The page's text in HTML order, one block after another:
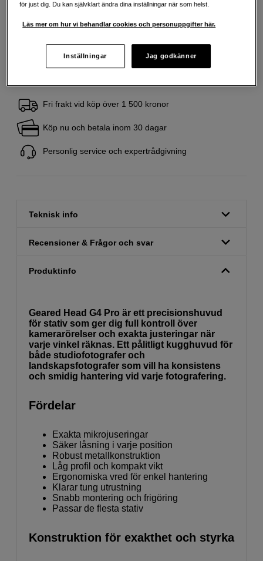
bostad, teckna abonnemang och få nya lån. För stöd, vänd dig till budget-
konsumentverket.se (öppnas i ny flik)
Fri frakt vid köp över 1 500 kronor
Köp nu och betala inom 30 dagar
Personlig service och expertrådgivning
Teknisk info
Recensioner & Frågor och svar
Produktinfo
Geared Head G4 Pro är ett precisionshuvud
för stativ som ger dig full kontroll över
kamerarörelser och exakta justeringar när
varje vinkel räknas. Ett pålitligt kugghuvud för
både studiofotografer och
landskapsfotografer som vill ha konsistens
och smidig hantering vid varje fotografering.
Fördelar
Exakta mikrojuseringar
Säker låsning i varje position
Robust metallkonstruktion
Låg profil och kompakt vikt
Ergonomiska vred för enkel hantering
Klarar tung utrustning
Snabb montering och frigöring
Passar de flesta stativ
Konstruktion för exakthet och styrka
för just dig. Du kan självklart ändra dina inställningar när som helst.
Läs mer om hur vi behandlar cookies och personuppgifter här.
Inställningar Jag godkänner